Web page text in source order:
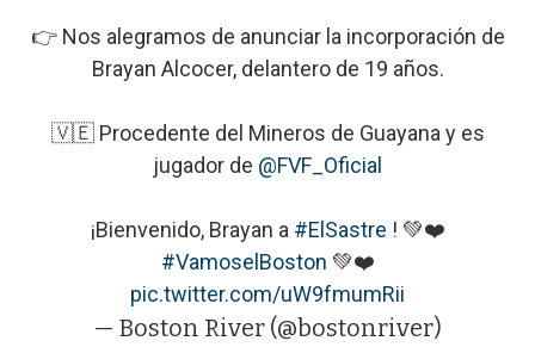
👉 Nos alegramos de anunciar la incorporación de
Brayan Alcocer, delantero de 19 años.
🇻🇪 Procedente del Mineros de Guayana y es
jugador de @FVF_Oficial
¡Bienvenido, Brayan a #ElSastre ! 💚❤️
#VamoselBoston 💚❤️
pic.twitter.com/uW9fmumRii
— Boston River (@bostonriver)